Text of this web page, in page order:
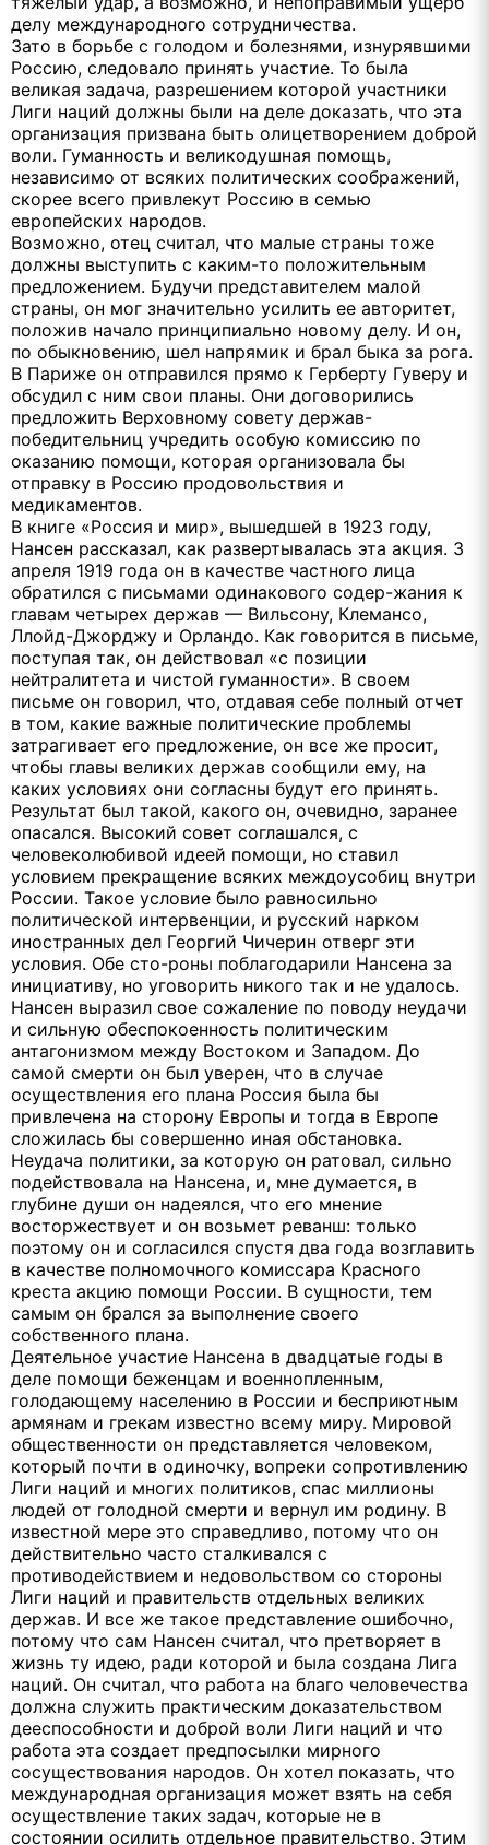
делу международного сотрудничества.
Зато в борьбе с голодом и болезнями, изнурявшими
Россию, следовало принять участие. То была
великая задача, разрешением которой участники
Лиги наций должны были на деле доказать, что эта
организация призвана быть олицетворением доброй
воли. Гуманность и великодушная помощь,
независимо от всяких политических соображений,
скорее всего привлекут Россию в семью
европейских народов.
Возможно, отец считал, что малые страны тоже
должны выступить с каким-то положительным
предложением. Будучи представителем малой
страны, он мог значительно усилить ее авторитет,
положив начало принципиально новому делу. И он,
по обыкновению, шел напрямик и брал быка за рога.
В Париже он отправился прямо к Герберту Гуверу и
обсудил с ним свои планы. Они договорились
предложить Верховному совету держав-
победительниц учредить особую комиссию по
оказанию помощи, которая организовала бы
отправку в Россию продовольствия и
медикаментов.
В книге «Россия и мир», вышедшей в 1923 году,
Нансен рассказал, как развертывалась эта акция. 3
апреля 1919 года он в качестве частного лица
обратился с письмами одинакового содер-жания к
главам четырех держав — Вильсону, Клемансо,
Ллойд-Джорджу и Орландо. Как говорится в письме,
поступая так, он действовал «с позиции
нейтралитета и чистой гуманности». В своем
письме он говорил, что, отдавая себе полный отчет
в том, какие важные политические проблемы
затрагивает его предложение, он все же просит,
чтобы главы великих держав сообщили ему, на
каких условиях они согласны будут его принять.
Результат был такой, какого он, очевидно, заранее
опасался. Высокий совет соглашался, с
человеколюбивой идеей помощи, но ставил
условием прекращение всяких междоусобиц внутри
России. Такое условие было равносильно
политической интервенции, и русский нарком
иностранных дел Георгий Чичерин отверг эти
условия. Обе сто-роны поблагодарили Нансена за
инициативу, но уговорить никого так и не удалось.
Нансен выразил свое сожаление по поводу неудачи
и сильную обеспокоенность политическим
антагонизмом между Востоком и Западом. До
самой смерти он был уверен, что в случае
осуществления его плана Россия была бы
привлечена на сторону Европы и тогда в Европе
сложилась бы совершенно иная обстановка.
Неудача политики, за которую он ратовал, сильно
подействовала на Нансена, и, мне думается, в
глубине души он надеялся, что его мнение
восторжествует и он возьмет реванш: только
поэтому он и согласился спустя два года возглавить
в качестве полномочного комиссара Красного
креста акцию помощи России. В сущности, тем
самым он брался за выполнение своего
собственного плана.
Деятельное участие Нансена в двадцатые годы в
деле помощи беженцам и военнопленным,
голодающему населению в России и бесприютным
армянам и грекам известно всему миру. Мировой
общественности он представляется человеком,
который почти в одиночку, вопреки сопротивлению
Лиги наций и многих политиков, спас миллионы
людей от голодной смерти и вернул им родину. В
известной мере это справедливо, потому что он
действительно часто сталкивался с
противодействием и недовольством со стороны
Лиги наций и правительств отдельных великих
держав. И все же такое представление ошибочно,
потому что сам Нансен считал, что претворяет в
жизнь ту идею, ради которой и была создана Лига
наций. Он считал, что работа на благо человечества
должна служить практическим доказательством
дееспособности и доброй воли Лиги наций и что
работа эта создает предпосылки мирного
сосуществования народов. Он хотел показать, что
международная организация может взять на себя
осуществление таких задач, которые не в
состоянии осилить отдельное правительство. Этим